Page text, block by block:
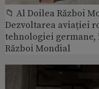
📁 Al Doilea Război
Dezvoltarea aviației
tehnologiei
Război Mondial